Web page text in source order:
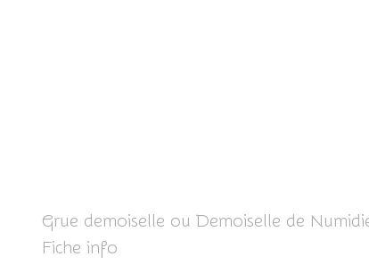
Grue demoiselle ou Demoiselle de
Fiche info